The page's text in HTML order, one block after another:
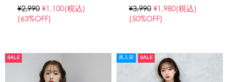
¥2,990 ¥1,100(税込)
(63%OFF)
¥3,990 ¥1,980(税込)
(50%OFF)
SALE 再入荷 SALE